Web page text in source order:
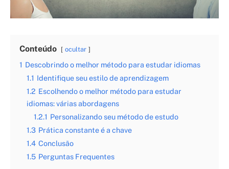
Conteúdo ocultar
1 Descobrindo o melhor método para estudar idiomas
1.1 Identifique seu estilo de aprendizagem
1.2 Escolhendo o melhor método para estudar
idiomas: várias abordagens
1.2.1 Personalizando seu método de estudo
1.3 Prática constante é a chave
1.4 Conclusão
1.5 Perguntas Frequentes